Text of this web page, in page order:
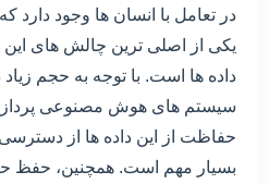
در تعامل با انسان ها وجود دارد که
یکی از اصلی ترین چالش های این
داده ها است. با توجه به حجم
سیستم های هوش مصنوعی
حفاظت از این داده ها از
بسیار مهم است. همچنین، حفظ